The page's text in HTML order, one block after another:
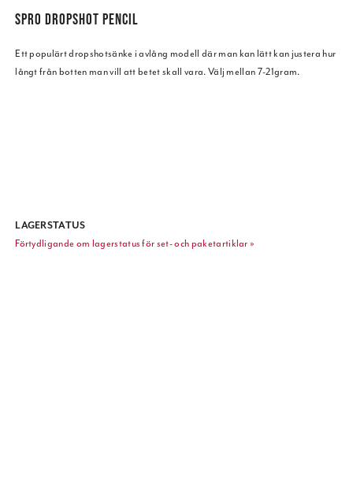
SPRO DROPSHOT PENCIL
Ett populärt dropshotsänke i avlång modell där man kan lätt kan justera hur
långt från botten man vill att betet skall vara. Välj mellan 7-21gram.
LAGERSTATUS
Förtydligande om lagerstatus för set- och paketartiklar »